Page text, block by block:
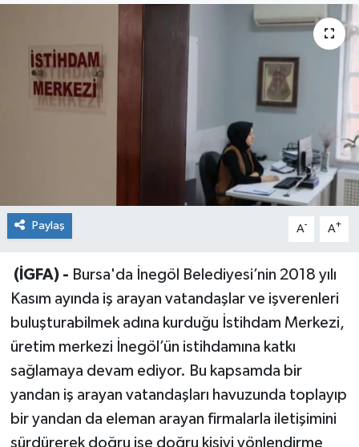
Paylaş A- A+
(İGFA) - Bursa'da İnegöl Belediyesi’nin 2018 yılı
Kasım ayında iş arayan vatandaşlar ve işverenleri
buluşturabilmek adına kurduğu İstihdam Merkezi,
üretim merkezi İnegöl’ün istihdamına katkı
sağlamaya devam ediyor. Bu kapsamda bir
yandan iş arayan vatandaşları havuzunda toplayıp
bir yandan da eleman arayan firmalarla iletişimini
sürdürerek doğru işe doğru kişiyi yönlendirme
Spor